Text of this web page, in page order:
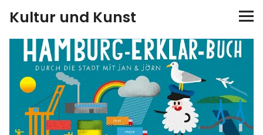
Kultur und Kunst
kultur & kunst
Ausstellungen
Spiele